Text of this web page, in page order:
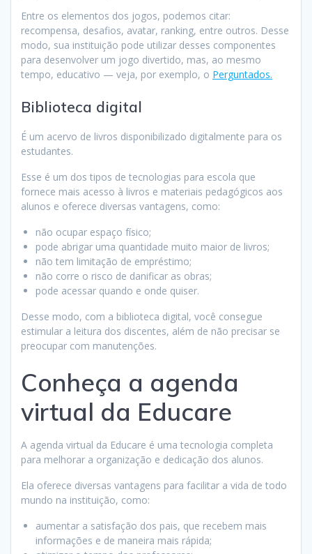
Entre os elementos dos jogos, podemos citar:
recompensa, desafios, avatar, ranking, entre outros. Desse
modo, sua instituição pode utilizar desses componentes
para desenvolver um jogo divertido, mas, ao mesmo
tempo, educativo — veja, por exemplo, o Perguntados.
Biblioteca digital
É um acervo de livros disponibilizado digitalmente para os
estudantes.
Esse é um dos tipos de tecnologias para escola que
fornece mais acesso à livros e materiais pedagógicos aos
alunos e oferece diversas vantagens, como:
não ocupar espaço físico;
pode abrigar uma quantidade muito maior de livros;
não tem limitação de empréstimo;
não corre o risco de danificar as obras;
pode acessar quando e onde quiser.
Desse modo, com a biblioteca digital, você consegue
estimular a leitura dos discentes, além de não precisar se
preocupar com manutenções.
Conheça a agenda
virtual da Educare
A agenda virtual da Educare é uma tecnologia completa
para melhorar a organização e dedicação dos alunos.
Ela oferece diversas vantagens para facilitar a vida de todo
mundo na instituição, como:
aumentar a satisfação dos pais, que recebem mais
informações e de maneira mais rápida;